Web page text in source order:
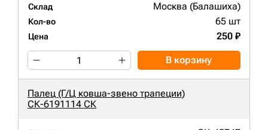
Склад Москва (Балашиха)
Кол-во 65 шт
Цена 250 ₽
В корзину
Палец (Г/Ц ковша-звено трапеции)
СК-6191114 СК